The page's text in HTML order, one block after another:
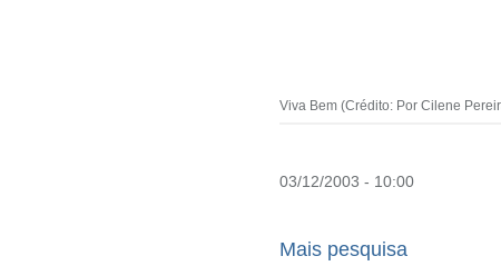
Viva Bem (Crédito: Por Cilene
03/12/2003 - 10:00
Mais pesquisa